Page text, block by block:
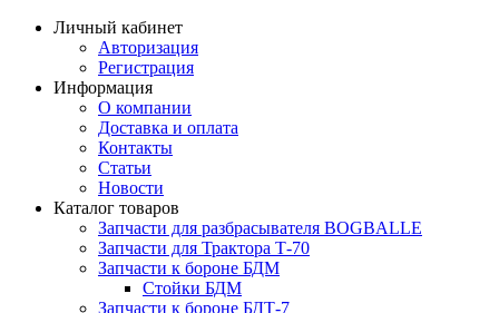
Личный кабинет
Авторизация
Регистрация
Информация
О компании
Доставка и оплата
Контакты
Статьи
Новости
Каталог товаров
Запчасти для разбрасывателя BOGBALLE
Запчасти для Трактора Т-70
Запчасти к бороне БДМ
Стойки БДМ
Запчасти к бороне БДТ-7